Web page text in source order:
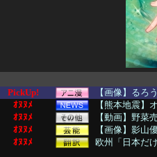
PickUp!
【画像】るろ
ｵﾇﾇﾒ
【熊本地震】
ｵﾇﾇﾒ
【動画】野菜
ｵﾇﾇﾒ
【画像】影山
ｵﾇﾇﾒ
欧州「日本だ